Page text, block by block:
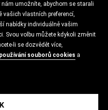
umožníte, abychom se starali
vašich vlastních preferencí,
nabídky individuálně vašim
Svou volbu můžete kdykoli změnit
li se dozvědět více,
souborů cookies a